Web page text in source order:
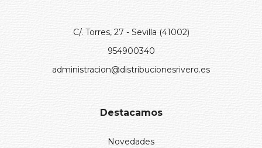
C/. Torres, 27 - Sevilla (41002)
954900340
administracion@distribucionesrivero.es
Destacamos
Novedades